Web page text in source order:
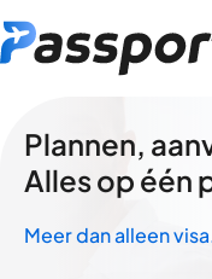
Plannen,
Alles op één
Meer dan alleen